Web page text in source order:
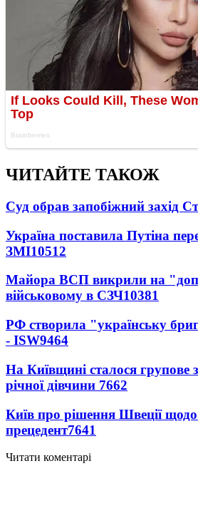
ЧИТАЙТЕ ТАКОЖ
Суд обрав запобіжний захід
Україна поставила Путіна
ЗМІ10512
Майора ВСП викрили на
військовому в СЗЧ10381
РФ створила "українську
- ISW9464
На Київщині сталося групове
річної дівчини 7662
Київ про рішення Швеції
прецедент7641
Читати коментарі